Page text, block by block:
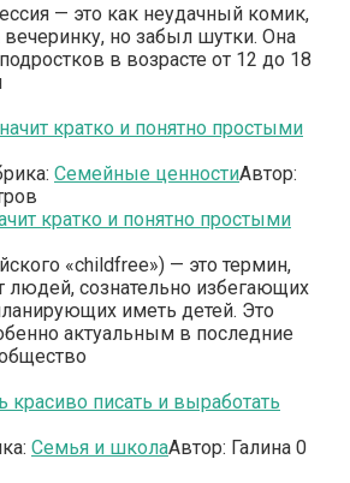
— это как неудачный комик,
но забыл шутки. Она
в возрасте от 12 до 18
кратко и понятно простыми
Семейные ценностиАвтор:
«childfree») — это термин,
людей, сознательно избегающих
иметь детей. Это
актуальным в последние
красиво писать и выработать
Семья и школаАвтор: Галина 0